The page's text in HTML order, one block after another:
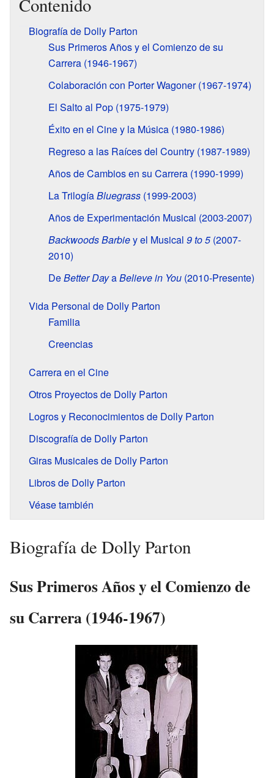
Contenido
Biografía de Dolly Parton
Sus Primeros Años y el Comienzo de su
Carrera (1946-1967)
Colaboración con Porter Wagoner (1967-1974)
El Salto al Pop (1975-1979)
Éxito en el Cine y la Música (1980-1986)
Regreso a las Raíces del Country (1987-1989)
Años de Cambios en su Carrera (1990-1999)
La TrilogíaBluegrass (1999-2003)
Años de Experimentación Musical (2003-2007)
Backwoods Barbiey el Musical 9 to 5(2007-
2010)
DeBetter DayaBelieve in You (2010-Presente)
Vida Personal de Dolly Parton
Familia
Creencias
Carrera en el Cine
Otros Proyectos de Dolly Parton
Logros y Reconocimientos de Dolly Parton
Discografía de Dolly Parton
Giras Musicales de Dolly Parton
Libros de Dolly Parton
Véase también
Biografía de Dolly Parton
Sus Primeros Años y el Comienzo de
su Carrera (1946-1967)